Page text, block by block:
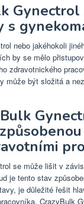
s
nebo jakéhokoli
by se mělo
zdravotnického
může být složitá a
se může lišit v
je tento stav
je důležité řešit
CrazyBulk